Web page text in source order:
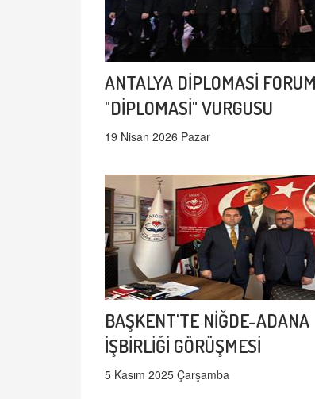
ANTALYA DİPLOMASİ
"DİPLOMASİ" VURGUSU
19 Nisan 2026 Pazar
BAŞKENT'TE NİĞDE-ADANA
İŞBİRLİĞİ GÖRÜŞMESİ
5 Kasım 2025 Çarşamba